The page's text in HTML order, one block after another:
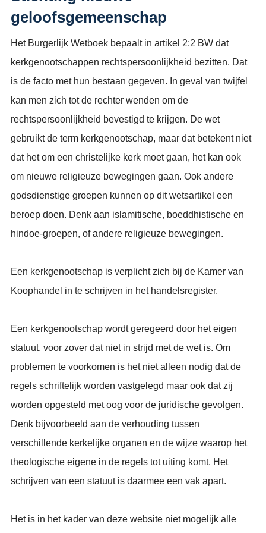
geloofsgemeenschap
Het Burgerlijk Wetboek bepaalt in artikel 2:2 BW dat
kerkgenootschappen rechtspersoonlijkheid bezitten. Dat
is de facto met hun bestaan gegeven. In geval van twijfel
kan men zich tot de rechter wenden om de
rechtspersoonlijkheid bevestigd te krijgen. De wet
gebruikt de term kerkgenootschap, maar dat betekent niet
dat het om een christelijke kerk moet gaan, het kan ook
om nieuwe religieuze bewegingen gaan. Ook andere
godsdienstige groepen kunnen op dit wetsartikel een
beroep doen. Denk aan islamitische, boeddhistische en
hindoe-groepen, of andere religieuze bewegingen.
Een kerkgenootschap is verplicht zich bij de Kamer van
Koophandel in te schrijven in het handelsregister.
Een kerkgenootschap wordt geregeerd door het eigen
statuut, voor zover dat niet in strijd met de wet is. Om
problemen te voorkomen is het niet alleen nodig dat de
regels schriftelijk worden vastgelegd maar ook dat zij
worden opgesteld met oog voor de juridische gevolgen.
Denk bijvoorbeeld aan de verhouding tussen
verschillende kerkelijke organen en de wijze waarop het
theologische eigene in de regels tot uiting komt. Het
schrijven van een statuut is daarmee een vak apart.
Het is in het kader van deze website niet mogelijk alle